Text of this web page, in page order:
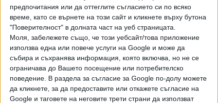
предпочитания или да оттеглите съгласието си по всяко
време, като се върнете на този сайт и кликнете върху бутона
"Поверителност" в долната част на уеб страницата.
Моля, забележете също, че този уебсайт/това приложение
използва една или повече услуги на Google и може да
събира и съхранява информация, която включва, но не се
ограничава до Вашето посещение или потребителско
поведение. В раздела за съгласие за Google по-долу можете
да кликнете, за да предоставите или откажете съгласие на
Google и таговете на неговите трети страни да използват
Съдът наложи и на двамата подсъдими, които са
неосъждани, едно общо наказание за извършените от
тях престъпления "лишаване от свобода", за срок от по
девет месеца, изпълнението на което се отлага за
изпитателен срок от по три години, считано от влизане
на присъдата в сила.
Двамата подсъдими са осъдени и да платят разноските
по делото.